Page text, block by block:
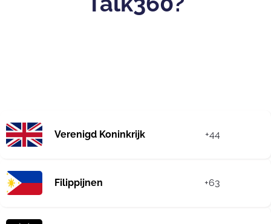
Verenigd Koninkrijk +44
Filippijnen +63